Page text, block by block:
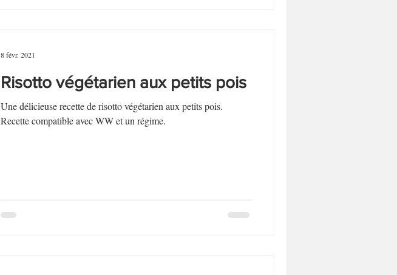
Risotto végétarien aux petits pois
Une délicieuse recette de risotto végétarien aux petits pois.
Recette compatible avec WW et un régime.
8 févr. 2021